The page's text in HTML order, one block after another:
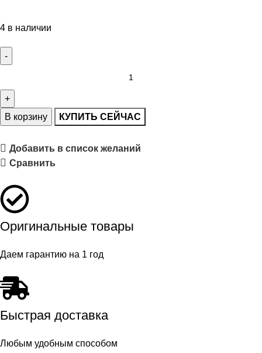
4 в наличии
В корзину КУПИТЬ СЕЙЧАС
Добавить в список желаний
Сравнить
Оригинальные товары
Даем гарантию на 1 год
Быстрая доставка
Любым удобным способом